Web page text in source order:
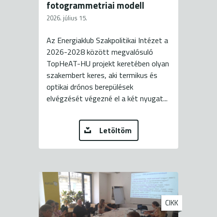
fotogrammetriai modell
2026. július 15.
Az Energiaklub Szakpolitikai Intézet a
2026-2028 között megvalósuló
TopHeAT-HU projekt keretében olyan
szakembert keres, aki termikus és
optikai drónos berepülések
elvégzését végezné el a két nyugat...
Letöltöm
CIKK